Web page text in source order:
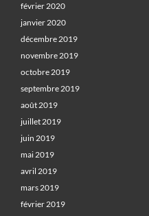
février 2020
janvier 2020
décembre 2019
novembre 2019
octobre 2019
septembre 2019
août 2019
juillet 2019
juin 2019
mai 2019
avril 2019
mars 2019
février 2019